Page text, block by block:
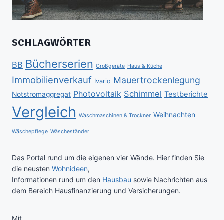
SCHLAGWÖRTER
BB Bücherserien Großgeräte Haus & Küche
Immobilienverkauf Ivario Mauertrockenlegung
Notstromaggregat Photovoltaik Schimmel Testberichte
Vergleich Waschmaschinen & Trockner Weihnachten
Wäschepflege Wäscheständer
Das Portal rund um die eigenen vier Wände. Hier finden Sie
die neusten Wohnideen,
Informationen rund um den Hausbau sowie Nachrichten aus
dem Bereich Hausfinanzierung und Versicherungen.
Mit